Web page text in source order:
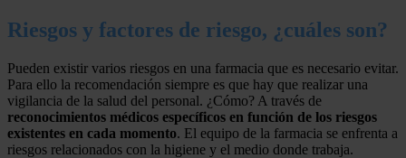
Riesgos y factores de riesgo, ¿cuáles son?
Pueden existir varios riesgos en una farmacia que es necesario evitar.
Para ello la recomendación siempre es que hay que realizar una
vigilancia de la salud del personal. ¿Cómo? A través de
reconocimientos médicos específicos en función de los riesgos
existentes en cada momento. El equipo de la farmacia se enfrenta a
riesgos relacionados con la higiene y el medio donde trabaja.